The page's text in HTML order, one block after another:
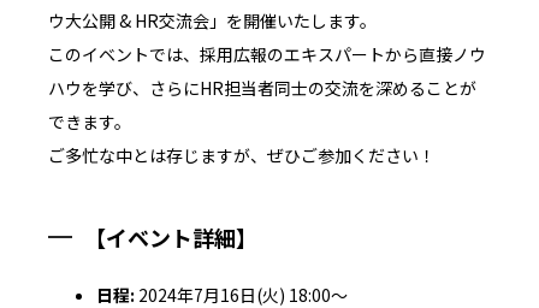
ウ大公開 & HR交流会」を開催いたします。
このイベントでは、採用広報のエキスパートから直接ノウ
ハウを学び、さらにHR担当者同士の交流を深めることが
できます。
ご多忙な中とは存じますが、ぜひご参加ください！
【イベント詳細】
日程: 2024年7月16日(火) 18:00～